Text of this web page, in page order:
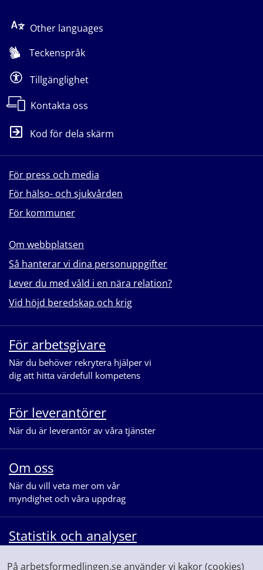
På arbetsformedlingen.se använder vi kakor (cookies)
Other languages
Teckenspråk
Tillgänglighet
Kontakta oss
Kod för dela skärm
För press och media
För hälso- och sjukvården
För kommuner
Om webbplatsen
Så hanterar vi dina personuppgifter
Lever du med våld i en nära relation?
Vid höjd beredskap och krig
För arbetsgivare
När du behöver rekrytera hjälper vi
dig att hitta värdefull kompetens
För leverantörer
När du är leverantör av våra tjänster
Om oss
När du vill veta mer om vår
myndighet och våra uppdrag
Statistik och analyser
våra analyser för arbetsmarknaden